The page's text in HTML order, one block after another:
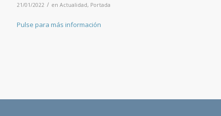
21/01/2022 / en Actualidad, Portada
Pulse para más información